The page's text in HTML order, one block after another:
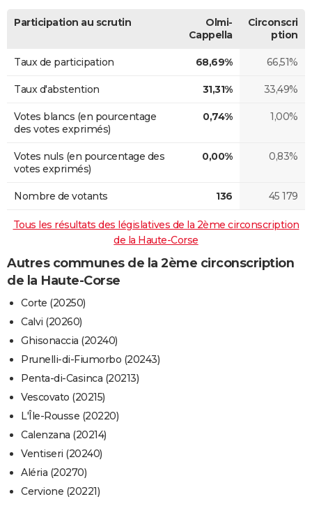
Participation au scrutin
Olmi-
Cappella
Circonscri
ption
Taux de participation 68,69% 66,51%
Taux d'abstention 31,31% 33,49%
Votes blancs (en pourcentage
des votes exprimés)
0,74% 1,00%
Votes nuls (en pourcentage des
votes exprimés)
0,00% 0,83%
Nombre de votants 136 45 179
Tous les résultats des législatives de la 2ème circonscription
de la Haute-Corse
Autres communes de la 2ème circonscription
de la Haute-Corse
Corte (20250)
Calvi (20260)
Ghisonaccia (20240)
Prunelli-di-Fiumorbo (20243)
Penta-di-Casinca (20213)
Vescovato (20215)
L'Île-Rousse (20220)
Calenzana (20214)
Ventiseri (20240)
Aléria (20270)
Cervione (20221)